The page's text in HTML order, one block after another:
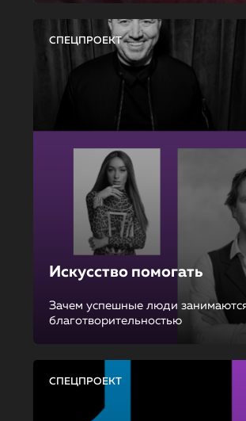
СПЕЦПРОЕКТ
Искусство помогать
Зачем успешные люди
благотворительностью
СПЕЦПРОЕКТ